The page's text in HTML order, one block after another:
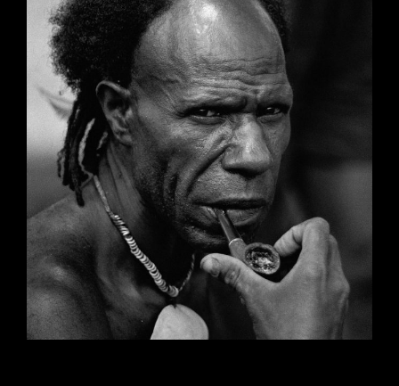
Papua Uusi-Guinea – Kuvareportaasi Apu-
lehdelle
Black & White ·Photo Journalism·